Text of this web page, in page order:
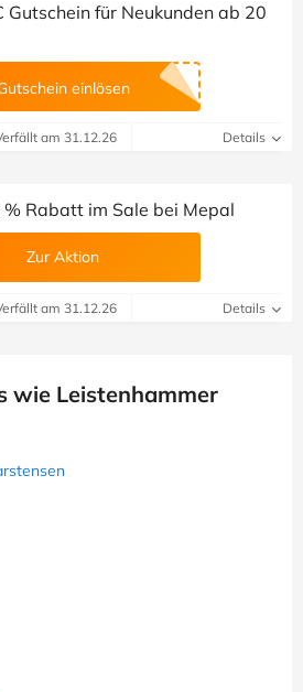
Gutschein für Neukunden ab 20
einlösen
am 31.12.26 Details
% Rabatt im Sale bei Mepal
Zur Aktion
am 31.12.26 Details
wie Leistenhammer